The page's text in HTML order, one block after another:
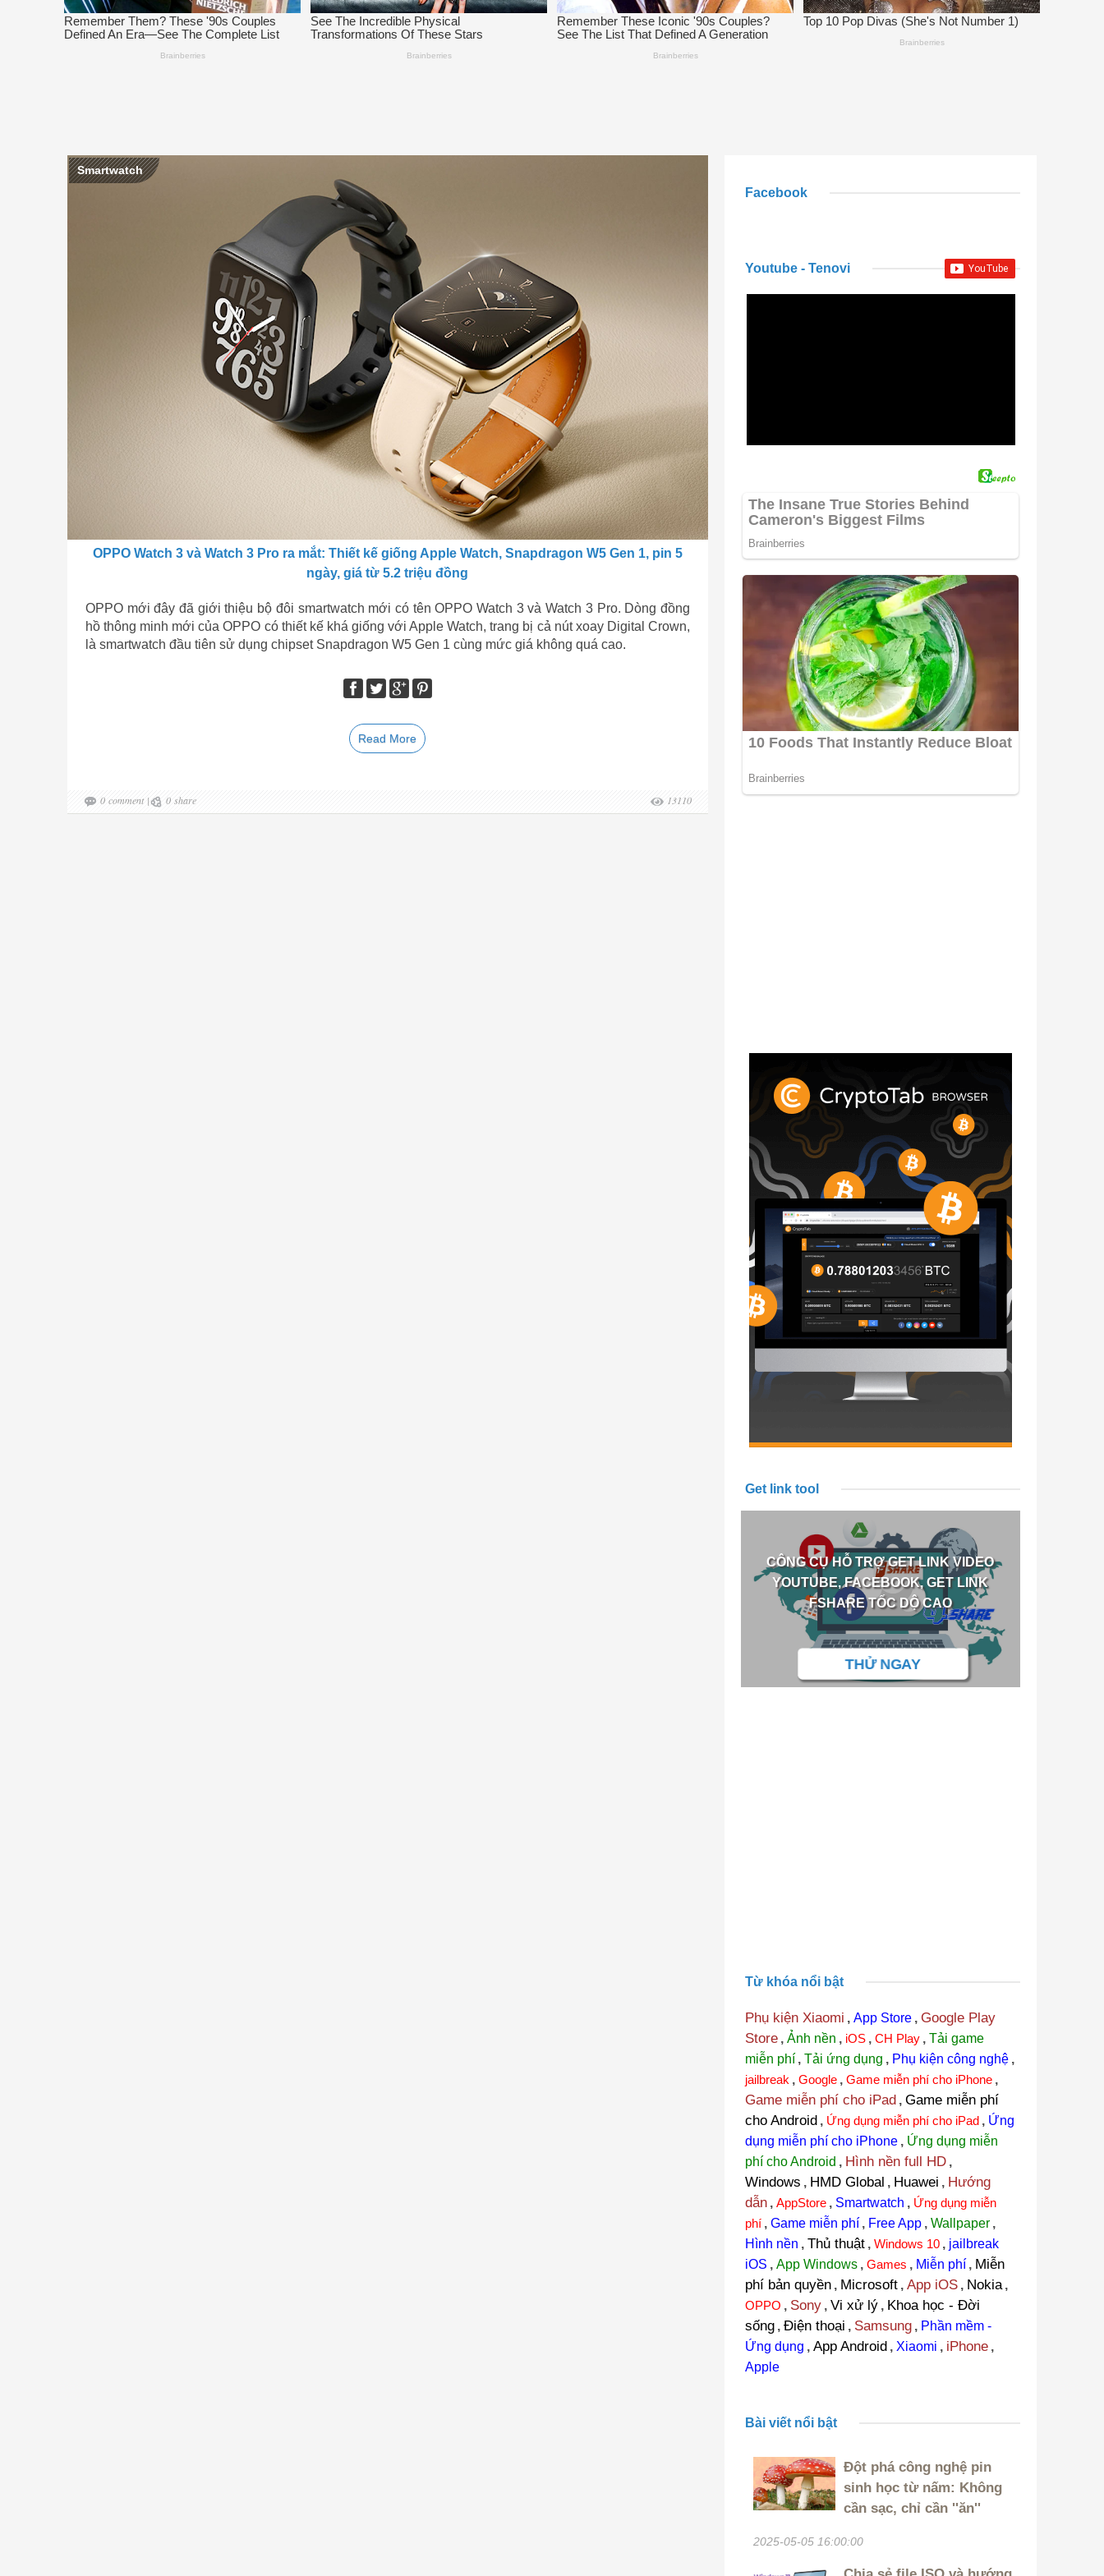
Smartwatch
OPPO Watch 3 và Watch 3 Pro ra mắt: Thiết kế giống Apple Watch, Snapdragon W5 Gen 1, pin 5
ngày, giá từ 5.2 triệu đồng
OPPO mới đây đã giới thiệu bộ đôi smartwatch mới có tên OPPO Watch 3 và Watch 3 Pro. Dòng đồng
hồ thông minh mới của OPPO có thiết kế khá giống với Apple Watch, trang bị cả nút xoay Digital Crown,
là smartwatch đầu tiên sử dụng chipset Snapdragon W5 Gen 1 cùng mức giá không quá cao.
Read More
0 comment | 0 share 13110
Facebook
Youtube - Tenovi
Get link tool
CÔNG CỤ HỖ TRỢ GET LINK VIDEO
YOUTUBE, FACEBOOK, GET LINK
FSHARE TỐC DỘ CAO
THỬ NGAY
Từ khóa nổi bật
Phụ kiện Xiaomi , App Store , Google Play
Store , Ảnh nền , iOS , CH Play , Tải game
miễn phí , Tải ứng dụng , Phụ kiện công nghệ ,
jailbreak , Google , Game miễn phí cho iPhone ,
Game miễn phí cho iPad , Game miễn phí
cho Android , Ứng dụng miễn phí cho iPad , Ứng
dụng miễn phí cho iPhone , Ứng dụng miễn
phí cho Android , Hình nền full HD ,
Windows , HMD Global , Huawei , Hướng
dẫn , AppStore , Smartwatch , Ứng dụng miễn
phí , Game miễn phí , Free App , Wallpaper ,
Hình nền , Thủ thuật , Windows 10 , jailbreak
iOS , App Windows , Games , Miễn phí , Miễn
phí bản quyền , Microsoft , App iOS , Nokia ,
OPPO , Sony , Vi xử lý , Khoa học - Đời
sống , Điện thoại , Samsung , Phần mềm -
Ứng dụng , App Android , Xiaomi , iPhone ,
Apple
Bài viết nổi bật
Đột phá công nghệ pin
sinh học từ nấm: Không
cần sạc, chỉ cần ''ăn''
2025-05-05 16:00:00